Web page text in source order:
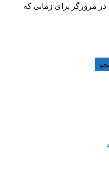
در مرورگر برای زمانی که